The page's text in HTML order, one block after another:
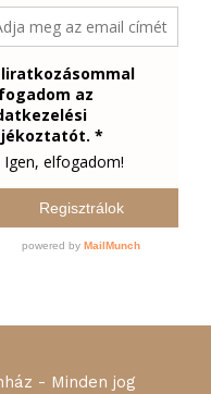
- Minden jog